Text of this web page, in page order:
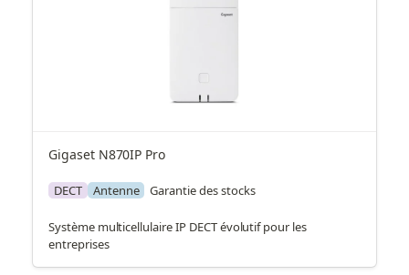
Gigaset N870IP Pro
DECT Antenne Garantie des stocks
Système multicellulaire IP DECT évolutif pour les
entreprises